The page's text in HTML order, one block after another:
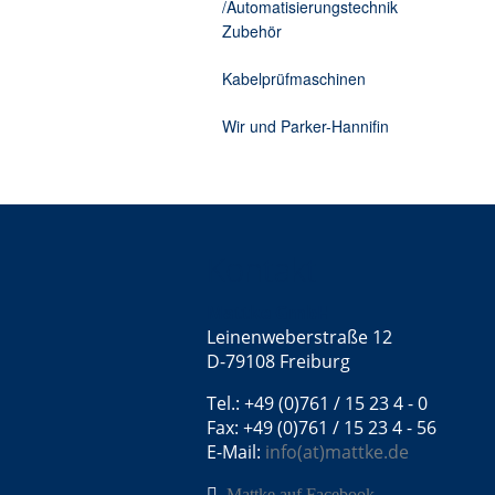
/Automatisierungstechnik
Zubehör
Kabelprüfmaschinen
Wir und Parker-Hannifin
Leinenweberstraße 12
D-79108 Freiburg
Tel.: +49 (0)761 / 15 23 4 - 0
Fax: +49 (0)761 / 15 23 4 - 56
E-Mail: info(at)mattke.de